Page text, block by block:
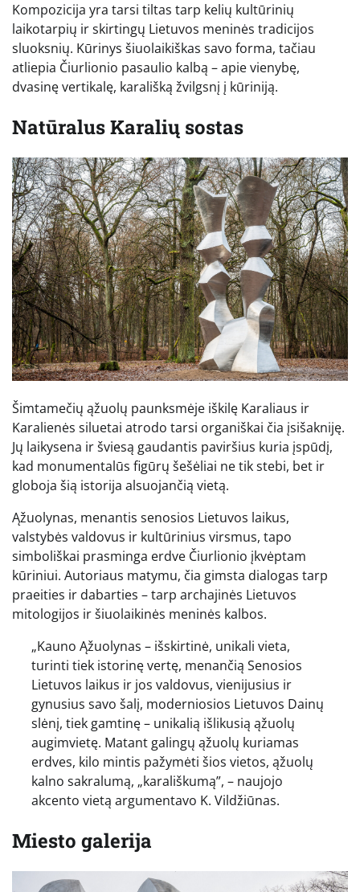
Kompozicija yra tarsi tiltas tarp kelių kultūrinių
laikotarpių ir skirtingų Lietuvos meninės tradicijos
sluoksnių. Kūrinys šiuolaikiškas savo forma, tačiau
atliepia Čiurlionio pasaulio kalbą – apie vienybę,
dvasinę vertikalę, karališką žvilgsnį į kūriniją.
Natūralus Karalių sostas
Šimtamečių ąžuolų paunksmėje iškilę Karaliaus ir
Karalienės siluetai atrodo tarsi organiškai čia įsišakniję.
Jų laikysena ir šviesą gaudantis paviršius kuria įspūdį,
kad monumentalūs figūrų šešėliai ne tik stebi, bet ir
globoja šią istorija alsuojančią vietą.
Ąžuolynas, menantis senosios Lietuvos laikus,
valstybės valdovus ir kultūrinius virsmus, tapo
simboliškai prasminga erdve Čiurlionio įkvėptam
kūriniui. Autoriaus matymu, čia gimsta dialogas tarp
praeities ir dabarties – tarp archajinės Lietuvos
mitologijos ir šiuolaikinės meninės kalbos.
„Kauno Ąžuolynas – išskirtinė, unikali vieta,
turinti tiek istorinę vertę, menančią Senosios
Lietuvos laikus ir jos valdovus, vienijusius ir
gynusius savo šalį, moderniosios Lietuvos Dainų
slėnį, tiek gamtinę – unikalią išlikusią ąžuolų
augimvietę. Matant galingų ąžuolų kuriamas
erdves, kilo mintis pažymėti šios vietos, ąžuolų
kalno sakralumą, „karališkumą”, – naujojo
akcento vietą argumentavo K. Vildžiūnas.
Miesto galerija